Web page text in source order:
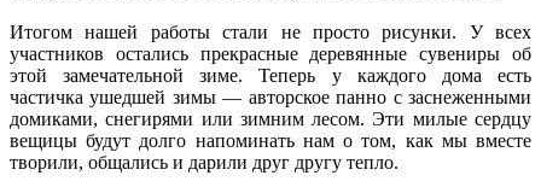
Итогом нашей работы стали не просто рисунки. У всех
участников остались прекрасные деревянные сувениры об
этой замечательной зиме. Теперь у каждого дома есть
частичка ушедшей зимы — авторское панно с заснеженными
домиками, снегирями или зимним лесом. Эти милые сердцу
вещицы будут долго напоминать нам о том, как мы вместе
творили, общались и дарили друг другу тепло.